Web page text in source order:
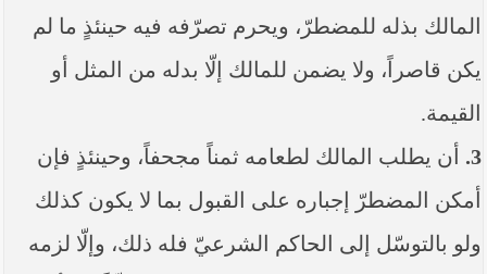
المالك بذله للمضطرّ، ويحرم تصرّفه فيه حينئذٍ ما لم
يكن قاصراً، ولا يضمن للمالك إلّا بدله من المثل أو
القيمة.
3.
أن يطلب المالك لطعامه ثمناً مجحفاً، وحينئذٍ فإن
أمكن المضطرّ إجباره على القبول بما لا يكون كذلك
ولو بالتوسّل إلى الحاكم الشرعيّ فله ذلك، وإلّا لزمه